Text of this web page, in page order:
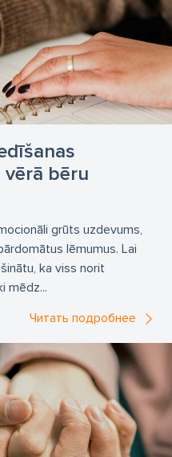
vērā bēru
grūts uzdevums,
lēmumus. Lai
ka viss norit
mēdz...
Читать подробнее